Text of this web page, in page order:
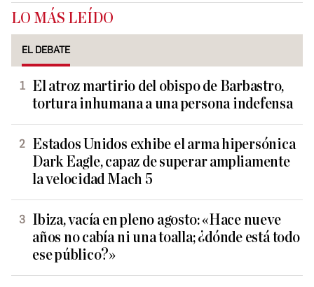
LO MÁS LEÍDO
EL DEBATE
El atroz martirio del obispo de Barbastro,
tortura inhumana a una persona indefensa
Estados Unidos exhibe el arma hipersónica
Dark Eagle, capaz de superar ampliamente
la velocidad Mach 5
Ibiza, vacía en pleno agosto: «Hace nueve
años no cabía ni una toalla; ¿dónde está todo
ese público?»